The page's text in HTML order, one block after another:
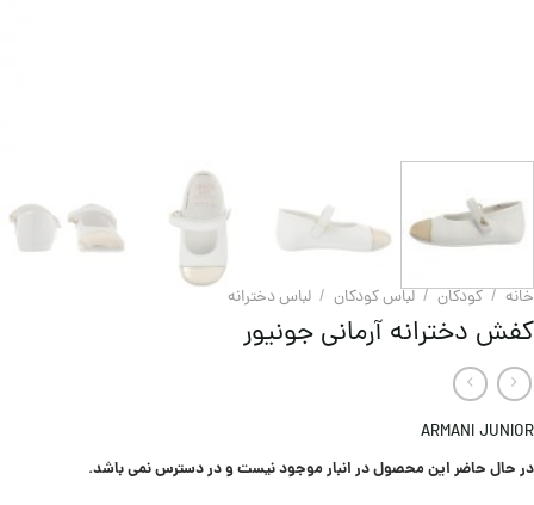
خانه / کودکان / لباس کودکان / لباس دخترانه
کفش دخترانه آرمانی جونیور
ARMANI JUNIOR
در حال حاضر این محصول در انبار موجود نیست و در دسترس نمی باشد.